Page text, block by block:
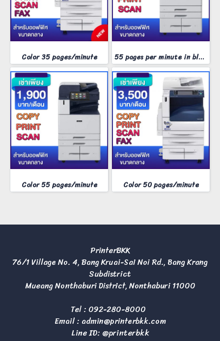
Color 35 pages/minute 55 pages per minute in black and white
Color 55 pages/minute Color 50 pages/minute
PrinterBKK
76/1 Village No. 4, Bang Kruai-Sai Noi Rd., Bang Krang
Subdistrict
Mueang Nonthaburi District, Nonthaburi 11000
Tel : 092-280-8000
Email : admin@printerbkk.com
Line ID: @printerbkk